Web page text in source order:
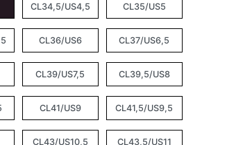
CL34,5/US4,5 CL35/US5
CL36/US6 CL37/US6,5
CL39/US7,5 CL39,5/US8
CL41/US9 CL41,5/US9,5
CL43/US10,5 CL43,5/US11